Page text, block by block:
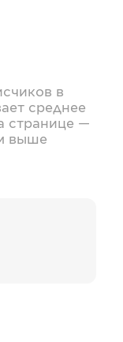
в
среднее
странице —
выше